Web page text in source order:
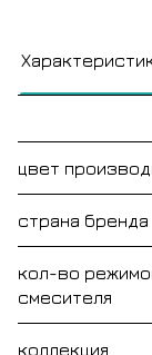
цвет
страна бренда
кол-во
смесителя
коллекция